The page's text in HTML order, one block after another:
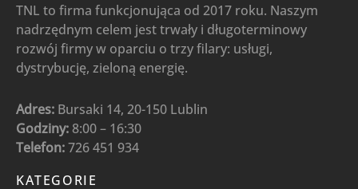
TNL to firma funkcjonująca od 2017 roku. Naszym
nadrzędnym celem jest trwały i długoterminowy
rozwój firmy w oparciu o trzy filary: usługi,
dystrybucję, zieloną energię.
Adres: Bursaki 14, 20-150 Lublin
Godziny: 8:00 – 16:30
Telefon:726 451 934
KATEGORIE